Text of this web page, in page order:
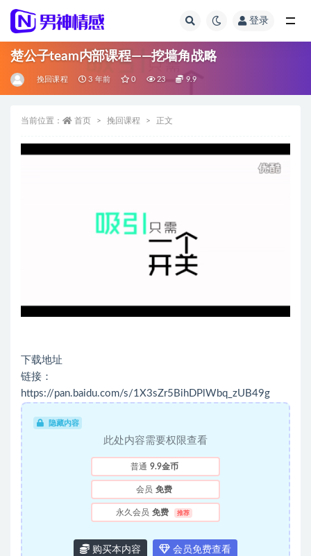
登录
楚公子team内部课程——挖墙角战略
挽回课程 3 年前 0 23 9.9
当前位置： 首页 挽回课程 正文
下载地址
链接：
https://pan.baidu.com/s/1X3sZr5BihDPlWbq_zUB49g
隐藏内容
此处内容需要权限查看
普通 9.9金币
会员 免费
永久会员 免费 推荐
购买本内容 会员免费查看